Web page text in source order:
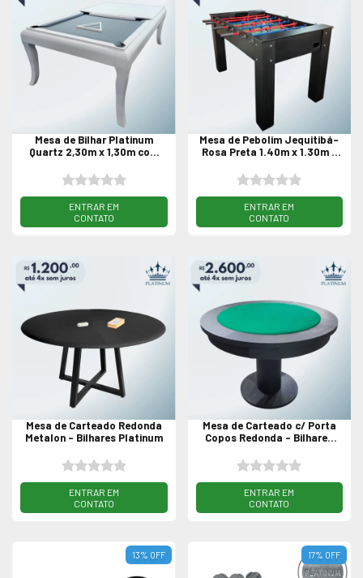
Mesa de Bilhar Platinum
Quartz 2,30m x 1,30m com
Branca
PREÇO SOB CONSULTA
Mesa de Pebolim Jequitibá-
Rosa Preta 1.40m x 1.30m -
PREÇO SOB CONSULTA
Mesa de Carteado Redonda
Metalon - Bilhares Platinum
PREÇO SOB CONSULTA
Mesa de Carteado c/ Porta
Copos Redonda - Bilhares
PREÇO SOB CONSULTA
13% OFF 17% OFF